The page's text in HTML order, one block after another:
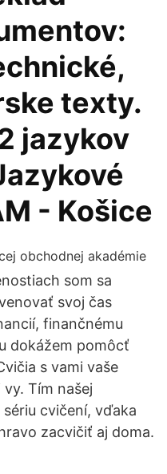
texty.
jazykov
- Košice
som sa
svoj čas
finančnému
dokážem pomôcť
s vami vaše
Tím našej
cvičení, vďaka
zacvičiť aj doma.